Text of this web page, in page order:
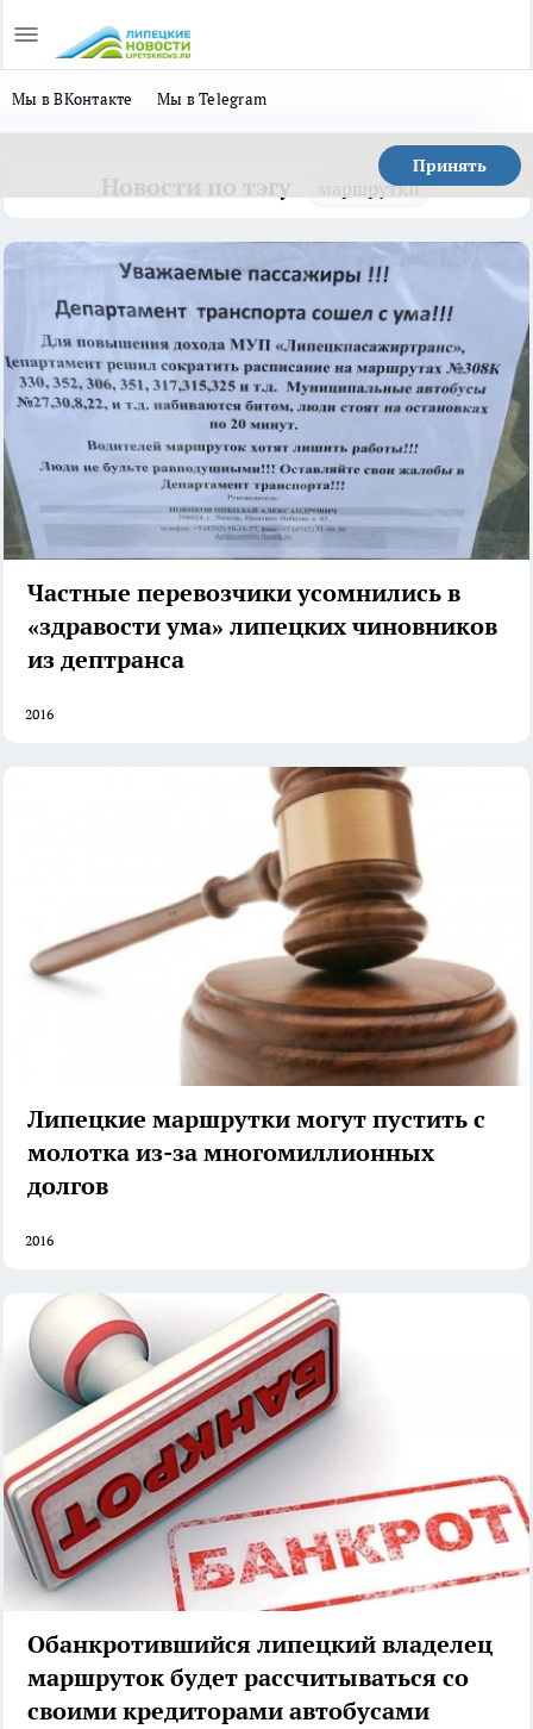
Мы в ВКонтакте Мы в Telegram
Принять
маршрутки
Частные перевозчики усомнились в
«здравости ума» липецких чиновников
из дептранса
2016
Липецкие маршрутки могут пустить с
молотка из-за многомиллионных
долгов
2016
Обанкротившийся липецкий владелец
маршруток будет рассчитываться со
своими кредиторами автобусами